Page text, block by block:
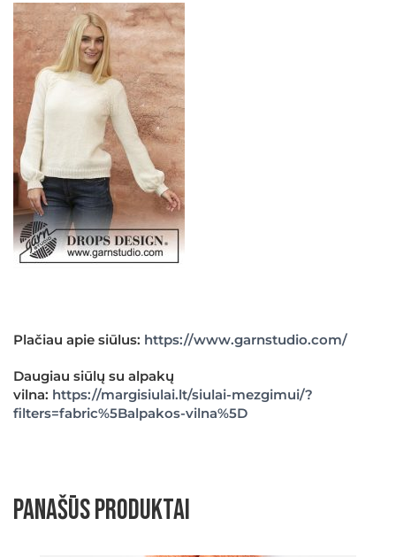
Plačiau apie siūlus: https://www.garnstudio.com/
Daugiau siūlų su alpakų
vilna: https://margisiulai.lt/siulai-mezgimui/?
filters=fabric%5Balpakos-vilna%5D
Panašūs produktai